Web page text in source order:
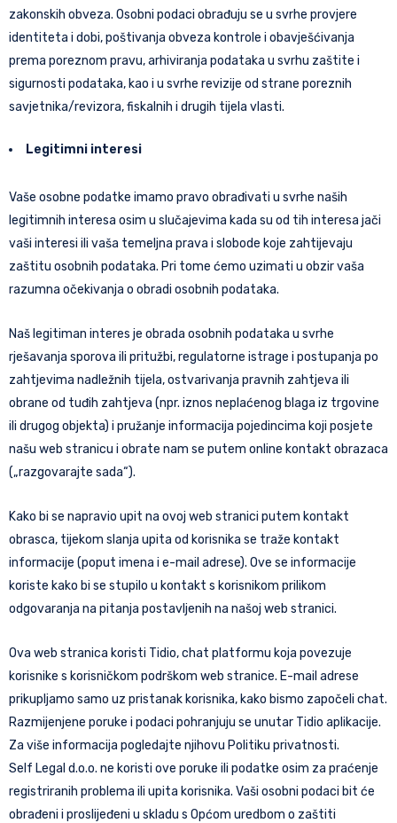
zakonskih obveza. Osobni podaci obrađuju se u svrhe provjere
identiteta i dobi, poštivanja obveza kontrole i obavješćivanja
prema poreznom pravu, arhiviranja podataka u svrhu zaštite i
sigurnosti podataka, kao i u svrhe revizije od strane poreznih
savjetnika/revizora, fiskalnih i drugih tijela vlasti.
Legitimni interesi
Vaše osobne podatke imamo pravo obrađivati u svrhe naših
legitimnih interesa osim u slučajevima kada su od tih interesa jači
vaši interesi ili vaša temeljna prava i slobode koje zahtijevaju
zaštitu osobnih podataka. Pri tome ćemo uzimati u obzir vaša
razumna očekivanja o obradi osobnih podataka.
Naš legitiman interes je obrada osobnih podataka u svrhe
rješavanja sporova ili pritužbi, regulatorne istrage i postupanja po
zahtjevima nadležnih tijela, ostvarivanja pravnih zahtjeva ili
obrane od tuđih zahtjeva (npr. iznos neplaćenog blaga iz trgovine
ili drugog objekta) i pružanje informacija pojedincima koji posjete
našu web stranicu i obrate nam se putem online kontakt obrazaca
(„razgovarajte sada“).
Kako bi se napravio upit na ovoj web stranici putem kontakt
obrasca, tijekom slanja upita od korisnika se traže kontakt
informacije (poput imena i e-mail adrese). Ove se informacije
koriste kako bi se stupilo u kontakt s korisnikom prilikom
odgovaranja na pitanja postavljenih na našoj web stranici.
Ova web stranica koristi Tidio, chat platformu koja povezuje
korisnike s korisničkom podrškom web stranice. E-mail adrese
prikupljamo samo uz pristanak korisnika, kako bismo započeli chat.
Razmijenjene poruke i podaci pohranjuju se unutar Tidio aplikacije.
Za više informacija pogledajte njihovu Politiku privatnosti.
Self Legal d.o.o. ne koristi ove poruke ili podatke osim za praćenje
registriranih problema ili upita korisnika. Vaši osobni podaci bit će
obrađeni i proslijeđeni u skladu s Općom uredbom o zaštiti